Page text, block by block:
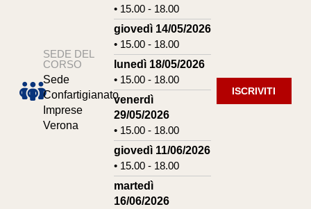
SEDE DEL
CORSO
Sede
Confartigianato
Imprese
Verona
• 15.00 - 18.00
giovedì 14/05/2026
• 15.00 - 18.00
lunedì 18/05/2026
• 15.00 - 18.00
venerdì
29/05/2026
• 15.00 - 18.00
giovedì 11/06/2026
• 15.00 - 18.00
martedì
16/06/2026
ISCRIVITI